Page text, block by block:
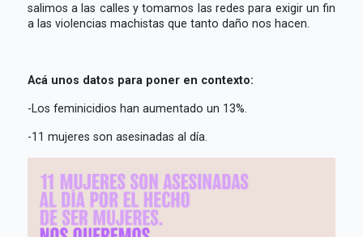
salimos a las calles y tomamos las redes para exigir un fin
a las violencias machistas que tanto daño nos hacen.
Acá unos datos para poner en contexto:
-Los feminicidios han aumentado un 13%.
-11 mujeres son asesinadas al día.